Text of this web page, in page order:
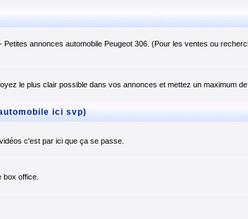
annonces automobile Peugeot 306. (Pour les ventes ou
le plus clair possible dans vos annonces et mettez un maximum
ici svp)
c'est par ici que ça se passe.
box office.